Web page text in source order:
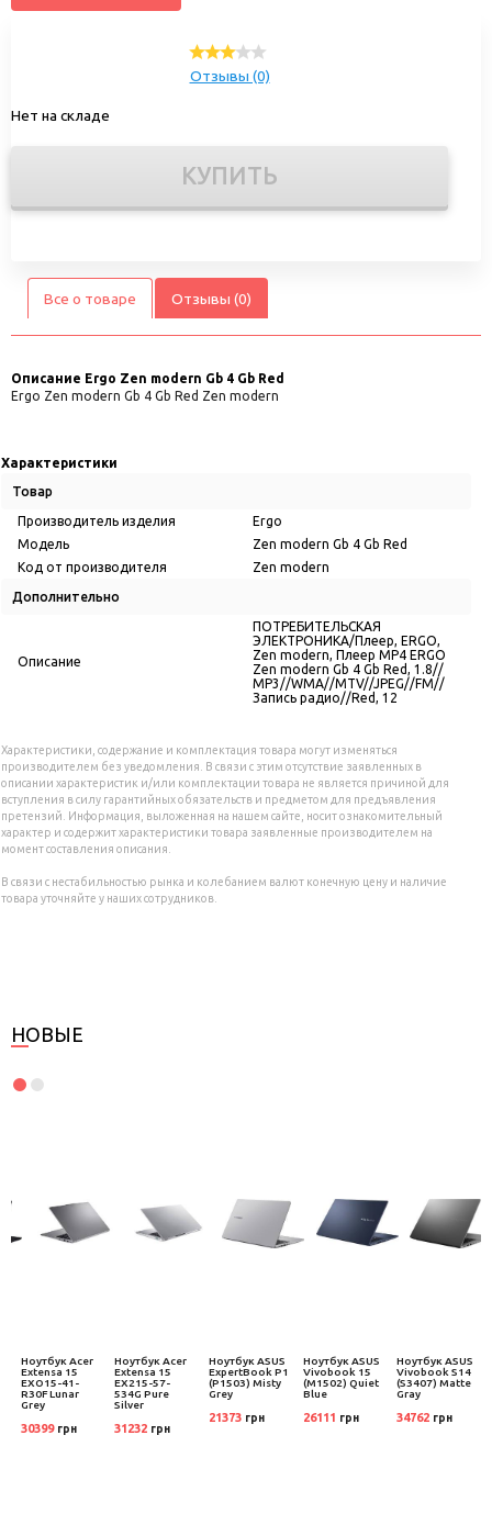
Отзывы (0)
Нет на складе
КУПИТЬ
Все о товаре Отзывы (0)
Описание Ergo Zen modern Gb 4 Gb Red
Ergo Zen modern Gb 4 Gb Red Zen modern
Характеристики
Товар
Производитель изделия
Ergo
Модель
Zen modern Gb 4 Gb Red
Код от производителя
Zen modern
Дополнительно
Описание
ПОТРЕБИТЕЛЬСКАЯ
ЭЛЕКТРОНИКА/Плеер, ERGO,
Zen modern, Плеер MP4 ERGO
Zen modern Gb 4 Gb Red, 1.8//
МР3//WMA//MTV//JPEG//FM//
Запись радио//Red, 12
Характеристики, содержание и комплектация товара могут изменяться
производителем без уведомления. В связи с этим отсутствие заявленных в
описании характеристик и/или комплектации товара не является причиной для
вступления в силу гарантийных обязательств и предметом для предъявления
претензий. Информация, выложенная на нашем сайте, носит ознакомительный
характер и содержит характеристики товара заявленные производителем на
момент составления описания.
В связи с нестабильностью рынка и колебанием валют конечную цену и наличие
товара уточняйте у наших сотрудников.
НОВЫЕ
Ноутбук Acer
Extensa 15
EXO15-41-
R30F Lunar
Grey
30399 грн
Ноутбук Acer
Extensa 15
EX215-57-
534G Pure
Silver
31232 грн
Ноутбук ASUS
ExpertBook P1
(P1503) Misty
Grey
21373 грн
Ноутбук ASUS
Vivobook 15
(M1502) Quiet
Blue
26111 грн
Ноутбук ASUS
Vivobook S14
(S3407) Matte
Gray
34762 грн